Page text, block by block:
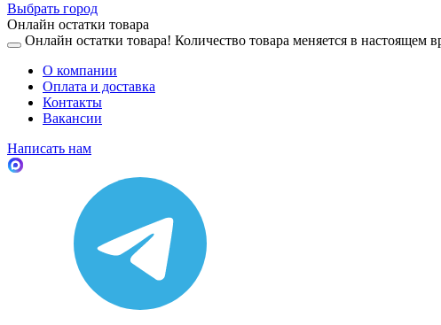
Выбрать город
Онлайн остатки товара
Онлайн остатки товара! Количество товара меняется в настоящем
О компании
Оплата и доставка
Контакты
Вакансии
Написать нам